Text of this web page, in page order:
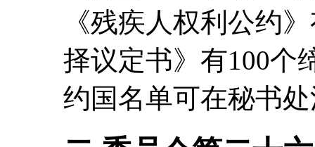
《残疾人权利公约
择议定书》有100个
约国名单可在秘书